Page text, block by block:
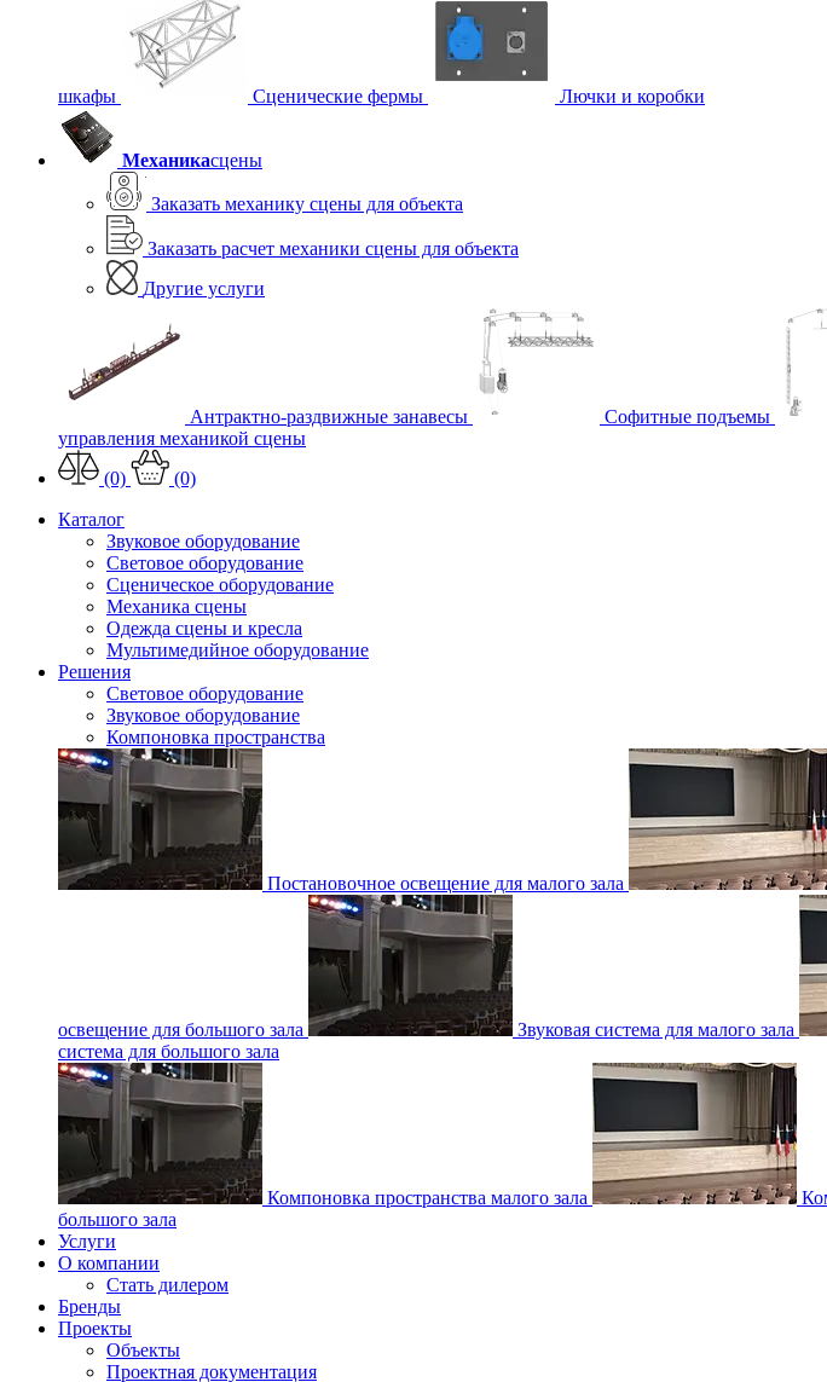
шкафы Сценические фермы Лючки и коробки
Механикасцены
Заказать механику сцены для объекта
Заказать расчет механики сцены для объекта
Другие услуги
Антрактно-раздвижные занавесы Софитные подъемы
управления механикой сцены
(0)
(0)
Каталог
Звуковое оборудование
Световое оборудование
Сценическое оборудование
Механика сцены
Одежда сцены и кресла
Мультимедийное оборудование
Решения
Световое оборудование
Звуковое оборудование
Компоновка пространства
Постановочное освещение для малого зала
освещение для большого зала Звуковая система для малого зала
система для большого зала
Компоновка пространства малого зала
большого зала
Услуги
О компании
Стать дилером
Бренды
Проекты
Объекты
Проектная документация